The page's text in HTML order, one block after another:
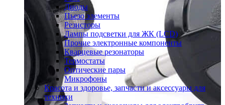
Диоды
Пьезо элементы
Резисторы
Лампы подсветки для ЖК (LCD)
Прочие электронные компоненты
Кварцевые резонаторы
Термостаты
Оптические пары
Микрофоны
Красота и здоровье, запчасти и аксессуары для
техники